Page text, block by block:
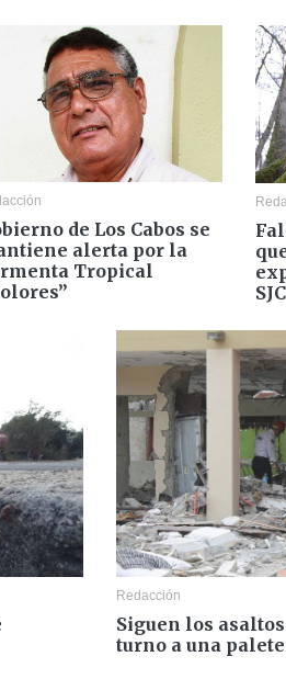
de Los Cabos se
alerta por la
Tropical
SJC
Redacción
Siguen los
turno a una